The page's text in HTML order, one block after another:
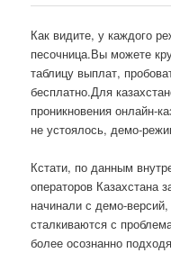
Как видите, у каждого
песочница.Вы можете
таблицу выплат,
бесплатно.Для
проникновения онлайн-
не устоялось, демо-
Кстати, по данным
операторов Казахстана
начинали с демо-
сталкиваются с
более осознанно